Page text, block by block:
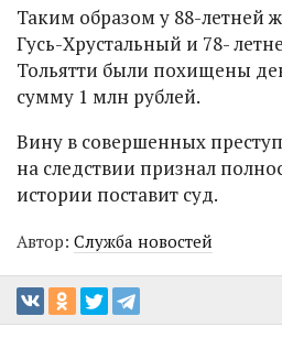
Таким образом у 88-летней
Гусь-Хрустальный и 78-
Тольятти были похищены
сумму 1 млн рублей.
Вину в совершенных
на следствии признал
истории поставит суд.
Автор: Служба новостей